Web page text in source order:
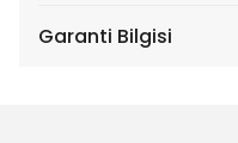
Garanti Bilgisi